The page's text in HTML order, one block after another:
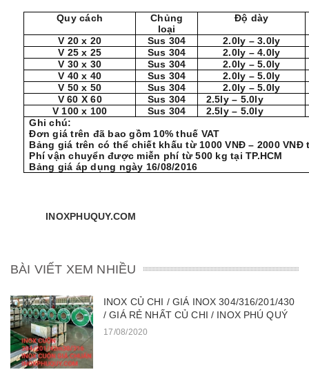
Quy cách
Chủng
loại
Độ dày
V 20 x 20 Sus 304
2.0ly – 3.0ly
V 25 x 25
Sus 304
2.0ly – 4.0ly
V 30 x 30
Sus 304
2.0ly – 5.0ly
V 40 x 40
Sus 304
2.0ly – 5.0ly
V 50 x 50
Sus 304
2.0ly – 5.0ly
V 60 X 60
Sus 304
2.5ly – 5.0ly
V 100 x 100
Sus 304
2.5ly – 5.0ly
Ghi chú:
Đơn giá trên đã bao gồm 10% thuế VAT
Bảng giá trên có thể chiết khấu từ 1000 VNĐ – 2000
Phí vận chuyển được miễn phí từ 500 kg tại TP.HCM
Bảng giá áp dụng ngày 16/08/2016
INOXPHUQUY.COM
BÀI VIẾT XEM NHIỀU
INOX CỦ CHI / GIÁ INOX 304/316/201/430
/ GIÁ RẺ NHẤT CỦ CHI / INOX PHÚ QUÝ
17/08/2020